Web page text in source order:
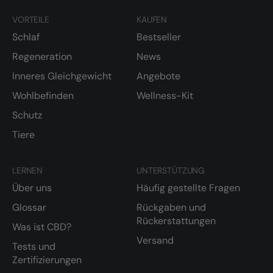
VORTEILE
Schlaf
Regeneration
Inneres Gleichgewicht
Wohlbefinden
Schutz
Tiere
KAUFEN
Bestseller
News
Angebote
Wellness-Kit
LERNEN
Über uns
Glossar
Was ist CBD?
Tests und
Zertifizierungen
UNTERSTÜTZUNG
Häufig gestellte Fragen
Rückgaben und
Rückerstattungen
Versand